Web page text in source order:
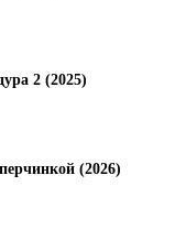
2 (2025)
(2026)